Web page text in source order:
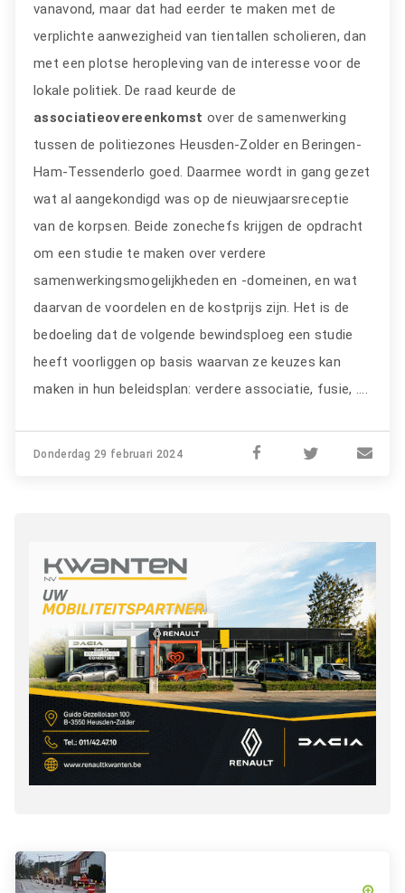
vanavond, maar dat had eerder te maken met de
verplichte aanwezigheid van tientallen scholieren, dan
met een plotse heropleving van de interesse voor de
lokale politiek. De raad keurde de
associatieovereenkomst over de samenwerking
tussen de politiezones Heusden-Zolder en Beringen-
Ham-Tessenderlo goed. Daarmee wordt in gang gezet
wat al aangekondigd was op de nieuwjaarsreceptie
van de korpsen. Beide zonechefs krijgen de opdracht
om een studie te maken over verdere
samenwerkingsmogelijkheden en -domeinen, en wat
daarvan de voordelen en de kostprijs zijn. Het is de
bedoeling dat de volgende bewindsploeg een studie
heeft voorliggen op basis waarvan ze keuzes kan
maken in hun beleidsplan: verdere associatie, fusie, ....
Donderdag 29 februari 2024